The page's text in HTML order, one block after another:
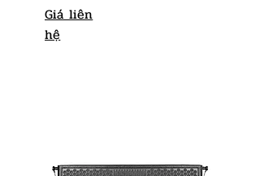
Giá liên
hệ